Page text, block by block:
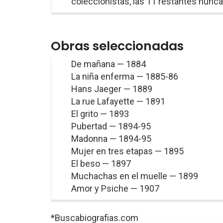
Obras seleccionadas
De mañana — 1884
La niña enferma — 1885-86
Hans Jaeger — 1889
La rue Lafayette — 1891
El grito — 1893
Pubertad — 1894-95
Madonna — 1894-95
Mujer en tres etapas — 1895
El beso — 1897
Muchachas en el muelle — 1899
Amor y Psiche — 1907
*Buscabiografias.com